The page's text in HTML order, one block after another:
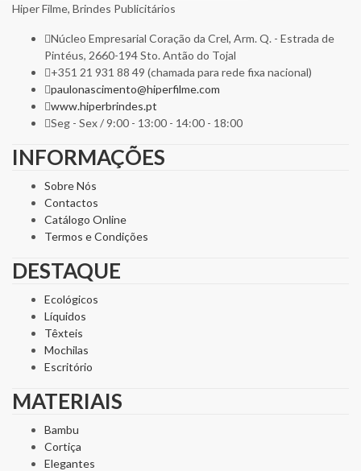
Hiper Filme, Brindes Publicitários
Núcleo Empresarial Coração da Crel, Arm. Q. - Estrada de
Pintéus, 2660-194 Sto. Antão do Tojal
+351 21 931 88 49 (chamada para rede fixa nacional)
paulonascimento@hiperfilme.com
www.hiperbrindes.pt
Seg - Sex / 9:00 - 13:00 - 14:00 - 18:00
INFORMAÇÕES
Sobre Nós
Contactos
Catálogo Online
Termos e Condições
DESTAQUE
Ecológicos
Líquidos
Têxteis
Mochilas
Escritório
MATERIAIS
Bambu
Cortiça
Elegantes